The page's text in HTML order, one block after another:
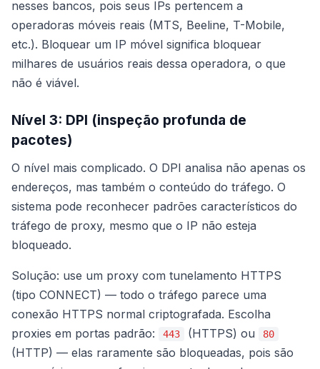
nesses bancos, pois seus IPs pertencem a
operadoras móveis reais (MTS, Beeline, T-Mobile,
etc.). Bloquear um IP móvel significa bloquear
milhares de usuários reais dessa operadora, o que
não é viável.
Nível 3: DPI (inspeção profunda de
pacotes)
O nível mais complicado. O DPI analisa não apenas os
endereços, mas também o conteúdo do tráfego. O
sistema pode reconhecer padrões característicos do
tráfego de proxy, mesmo que o IP não esteja
bloqueado.
Solução: use um proxy com tunelamento HTTPS
(tipo CONNECT) — todo o tráfego parece uma
conexão HTTPS normal criptografada. Escolha
proxies em portas padrão:
443 (HTTPS) ou 80
(HTTP) — elas raramente são bloqueadas, pois são